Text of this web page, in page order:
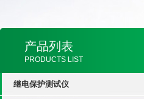
产品列表
PRODUCTS LIST
继电保护测试仪